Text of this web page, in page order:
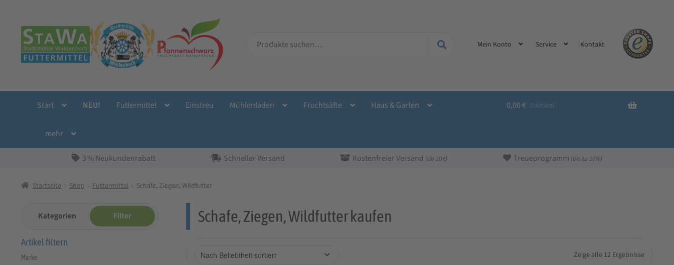
Navigation
springen
Inhalt
springen
nach:
Mein Konto Service Kontakt
Start NEU! Futtermittel Einstreu Mühlenladen Fruchtsäfte Haus & Garten
mehr
0,00 € 0 Artikel
3 % Neukundenrabatt Schneller Versand Kostenfreier Versand (ab 20 €) Treueprogramm (bis zu 10%)
Startseite Shop Futtermittel Schafe, Ziegen, Wildfutter
Schafe, Ziegen, Wildfutter kaufen
Zeige alle 12 Ergebnisse
Kategorien Filter
Artikel filtern
Marke